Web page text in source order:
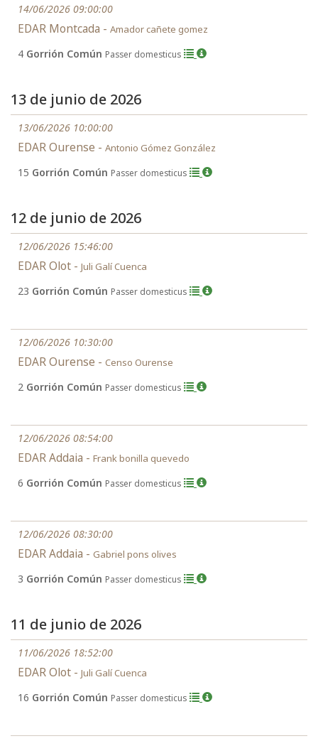
14/06/2026 09:00:00
EDAR Montcada - Amador cañete gomez
4 Gorrión Común Passer domesticus
13 de junio de 2026
13/06/2026 10:00:00
EDAR Ourense - Antonio Gómez González
15 Gorrión Común Passer domesticus
12 de junio de 2026
12/06/2026 15:46:00
EDAR Olot - Juli Galí Cuenca
23 Gorrión Común Passer domesticus
12/06/2026 10:30:00
EDAR Ourense - Censo Ourense
2 Gorrión Común Passer domesticus
12/06/2026 08:54:00
EDAR Addaia - Frank bonilla quevedo
6 Gorrión Común Passer domesticus
12/06/2026 08:30:00
EDAR Addaia - Gabriel pons olives
3 Gorrión Común Passer domesticus
11 de junio de 2026
11/06/2026 18:52:00
EDAR Olot - Juli Galí Cuenca
16 Gorrión Común Passer domesticus